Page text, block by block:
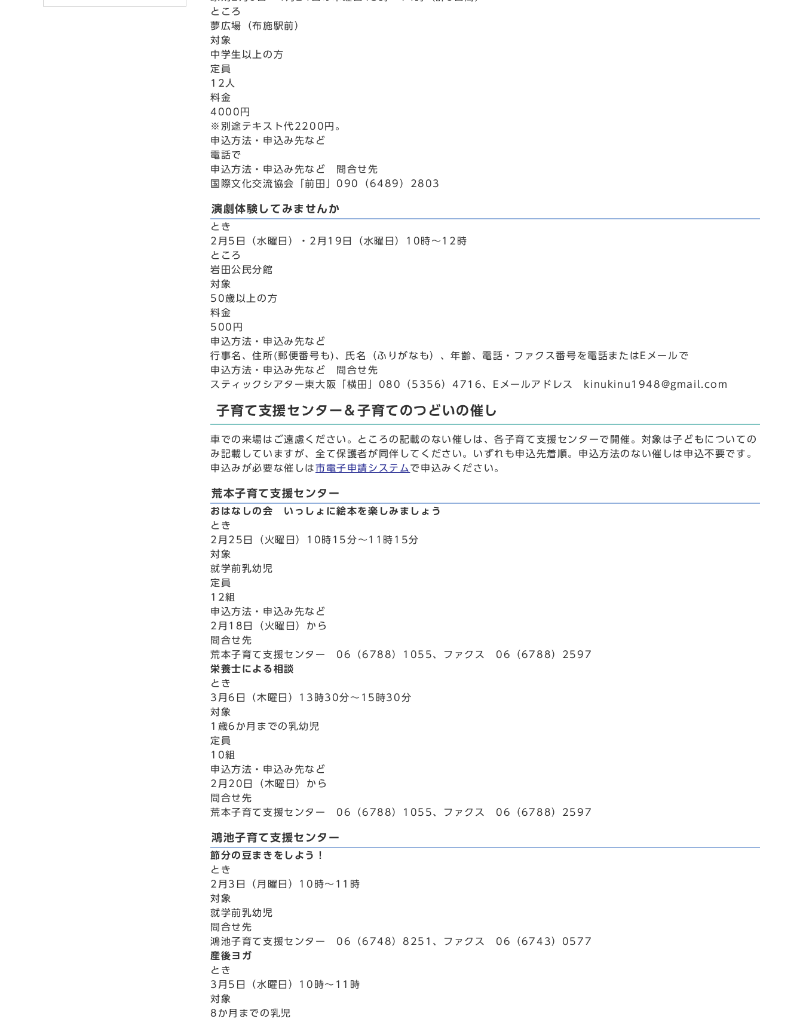
ところ
夢広場（布施駅前）
対象
中学生以上の方
定員
12人
料金
4000円
※別途テキスト代2200円。
申込方法・申込み先など
電話で
申込方法・申込み先など 問合せ先
国際文化交流協会「前田」090（6489）2803
演劇体験してみませんか
とき
2月5日（水曜日）・2月19日（水曜日）10時～12時
ところ
岩田公民分館
対象
50歳以上の方
料金
500円
申込方法・申込み先など
行事名、住所(郵便番号も)、氏名（ふりがなも）、年齢、電話・ファクス番号を電話またはEメールで
申込方法・申込み先など 問合せ先
スティックシアター東大阪「横田」080（5356）4716、Eメールアドレス kinukinu1948@gmail.com
子育て支援センター＆子育てのつどいの催し
車での来場はご遠慮ください。ところの記載のない催しは、各子育て支援センターで開催。対象は子どもについての
み記載していますが、全て保護者が同伴してください。いずれも申込先着順。申込方法のない催しは申込不要です。
申込みが必要な催しは市電子申請システム で申込みください。
荒本子育て支援センター
おはなしの会 いっしょに絵本を楽しみましょう
とき
2月25日（火曜日）10時15分～11時15分
対象
就学前乳幼児
定員
12組
申込方法・申込み先など
2月18日（火曜日）から
問合せ先
荒本子育て支援センター 06（6788）1055、ファクス 06（6788）2597
栄養士による相談
とき
3月6日（木曜日）13時30分～15時30分
対象
1歳6か月までの乳幼児
定員
10組
申込方法・申込み先など
2月20日（木曜日）から
問合せ先
荒本子育て支援センター 06（6788）1055、ファクス 06（6788）2597
鴻池子育て支援センター
節分の豆まきをしよう！
とき
2月3日（月曜日）10時～11時
対象
就学前乳幼児
問合せ先
鴻池子育て支援センター 06（6748）8251、ファクス 06（6743）0577
産後ヨガ
とき
3月5日（水曜日）10時～11時
対象
8か月までの乳児